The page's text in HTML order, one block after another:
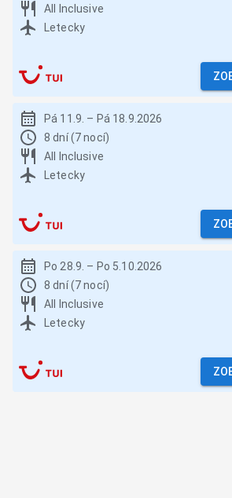
All Inclusive
Letecky
Pá 11.9. – Pá 18.9.2026
8 dní (7 nocí)
All Inclusive
Letecky
Po 28.9. – Po 5.10.2026
8 dní (7 nocí)
All Inclusive
Letecky